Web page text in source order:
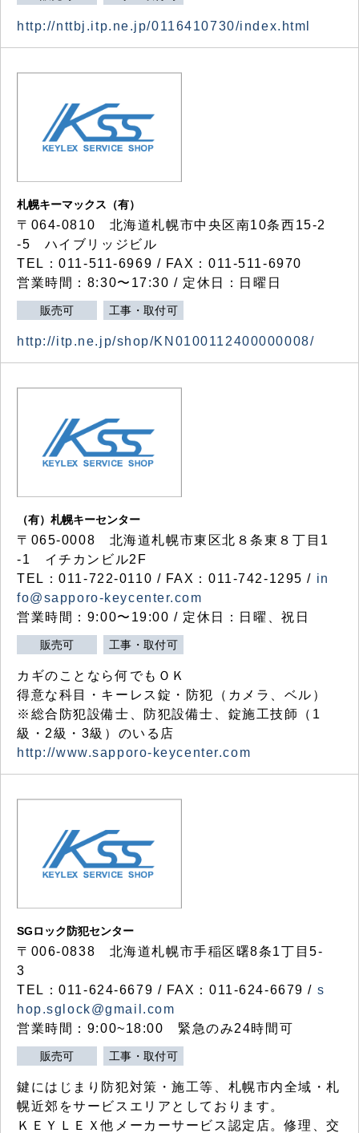
http://nttbj.itp.ne.jp/0116410730/index.html
札幌キーマックス（有）
〒064-0810 北海道札幌市中央区南10条西15-2
-5 ハイブリッジビル
TEL：011-511-6969 / FAX：011-511-6970
営業時間：8:30〜17:30 / 定休日：日曜日
販売可 工事・取付可
http://itp.ne.jp/shop/KN0100112400000008/
（有）札幌キーセンター
〒065-0008 北海道札幌市東区北８条東８丁目1
-1 イチカンビル2F
TEL：011-722-0110 / FAX：011-742-1295 / in
fo@sapporo-keycenter.com
営業時間：9:00〜19:00 / 定休日：日曜、祝日
販売可 工事・取付可
カギのことなら何でもＯＫ
得意な科目・キーレス錠・防犯（カメラ、ベル）
※総合防犯設備士、防犯設備士、錠施工技師（1
級・2級・3級）のいる店
http://www.sapporo-keycenter.com
SGロック防犯センター
〒006-0838 北海道札幌市手稲区曙8条1丁目5-
3
TEL：011-624-6679 / FAX：011-624-6679 / s
hop.sglock@gmail.com
営業時間：9:00~18:00 緊急のみ24時間可
販売可 工事・取付可
鍵にはじまり防犯対策・施工等、札幌市内全域・札
幌近郊をサービスエリアとしております。
ＫＥＹＬＥＸ他メーカーサービス認定店。修理、交